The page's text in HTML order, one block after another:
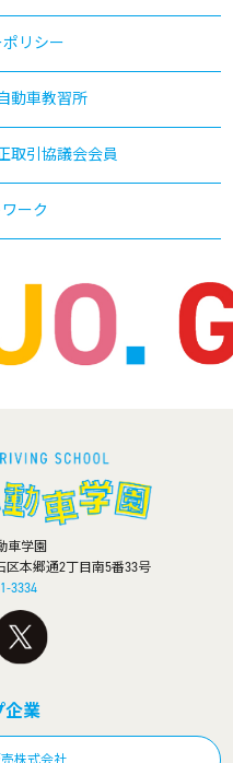
リシー
動車教習所
取引協議会会員
ーク
車学園
本郷通2丁目南5番33号
3334
企業
株式会社